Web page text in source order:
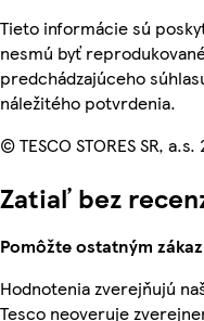
Tieto informácie sú
nesmú byť
predchádzajúceho
náležitého potvrdenia.
© TESCO STORES SR, a.s.
Zatiaľ bez
Pomôžte ostatným
Hodnotenia zverejňujú
Tesco neoveruje